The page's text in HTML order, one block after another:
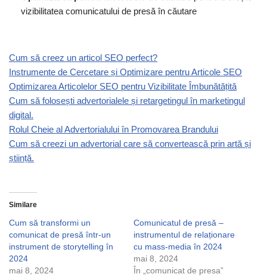
vizibilitatea comunicatului de presă în căutare
Cum să creez un articol SEO perfect?
Instrumente de Cercetare și Optimizare pentru Articole SEO
Optimizarea Articolelor SEO pentru Vizibilitate Îmbunătățită
Cum să folosești advertorialele și retargetingul în marketingul
digital.
Rolul Cheie al Advertorialului în Promovarea Brandului
Cum să creezi un advertorial care să convertească prin artă și
știință.
Similare
Cum să transformi un
comunicat de presă într-un
instrument de storytelling în
2024
mai 8, 2024
Comunicatul de presă –
instrumentul de relaționare
cu mass-media în 2024
mai 8, 2024
În „comunicat de presa”